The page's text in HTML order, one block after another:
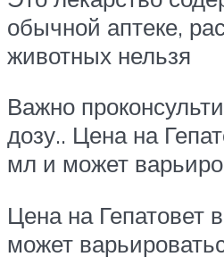
обычной аптеке,
животных нельзя
Важно
дозу.. Цена на
мл и может
Цена на Гепатовет
может